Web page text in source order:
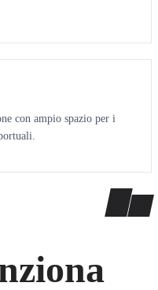
con ampio spazio per i